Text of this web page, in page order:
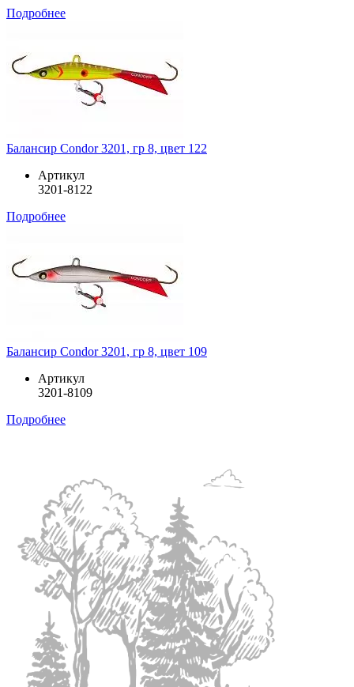
Подробнее
Балансир Condor 3201, гр 8, цвет 122
Артикул
3201-8122
Подробнее
Балансир Condor 3201, гр 8, цвет 109
Артикул
3201-8109
Подробнее